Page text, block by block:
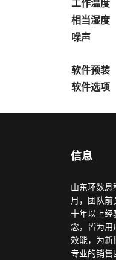
工作温度
相当湿度
噪声
软件预装
软件选项
信息
山东环数
月，团队前
十年以上经
念，皆为用
效能，为新
专业的销售